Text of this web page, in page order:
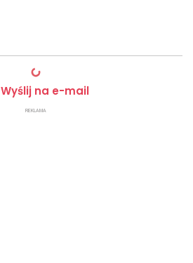
Wyślij na e-mail
REKLAMA